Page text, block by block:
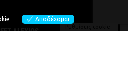
ALEXIOS
Αποδέχομαι